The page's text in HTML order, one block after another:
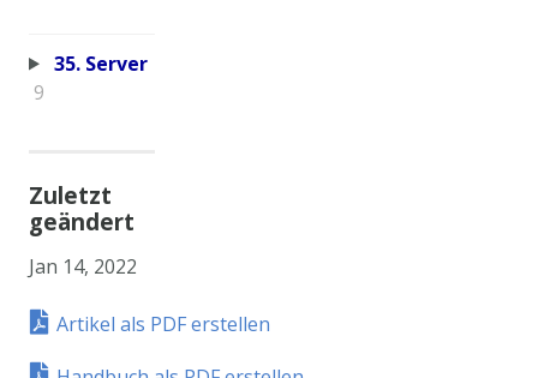
35. Server
9
Zuletzt
geändert
Jan 14, 2022
Artikel als PDF erstellen